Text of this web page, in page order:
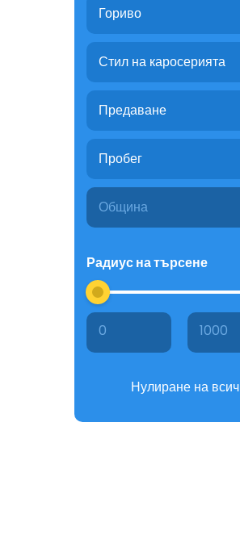
Гориво
Стил на каросерията
Предаване
Пробег
Радиус на търсене
0 1000
Нулиране на